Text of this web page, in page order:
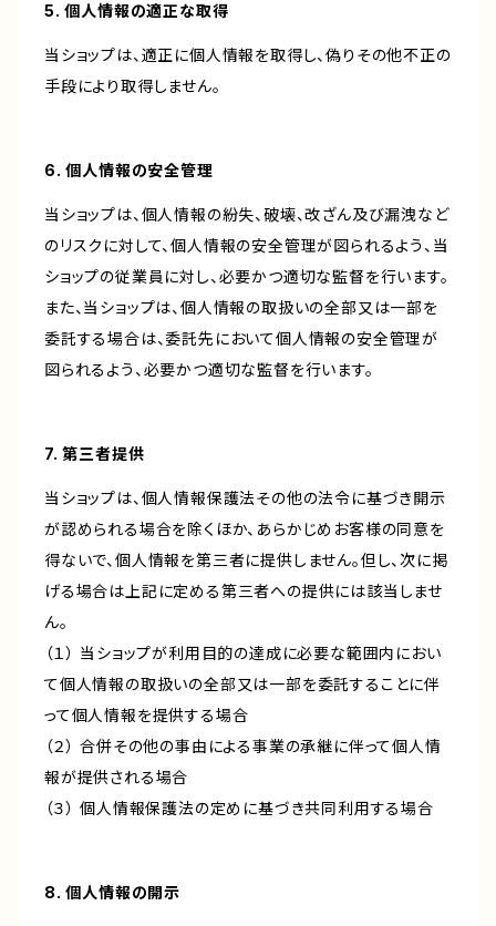
5. 個人情報の適正な取得
当ショップは、適正に個人情報を取得し、偽りその他不正の
手段により取得しません。
6. 個人情報の安全管理
当ショップは、個人情報の紛失、破壊、改ざん及び漏洩など
のリスクに対して、個人情報の安全管理が図られるよう、当
ショップの従業員に対し、必要かつ適切な監督を行います。
また、当ショップは、個人情報の取扱いの全部又は一部を
委託する場合は、委託先において個人情報の安全管理が
図られるよう、必要かつ適切な監督を行います。
7. 第三者提供
当ショップは、個人情報保護法その他の法令に基づき開示
が認められる場合を除くほか、あらかじめお客様の同意を
得ないで、個人情報を第三者に提供しません。但し、次に掲
げる場合は上記に定める第三者への提供には該当しませ
ん。
（１） 当ショップが利用目的の達成に必要な範囲内におい
て個人情報の取扱いの全部又は一部を委託することに伴
って個人情報を提供する場合
（２） 合併その他の事由による事業の承継に伴って個人情
報が提供される場合
（３） 個人情報保護法の定めに基づき共同利用する場合
8. 個人情報の開示